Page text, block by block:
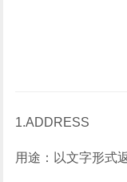
1.ADDRESS
用途：以文字形式